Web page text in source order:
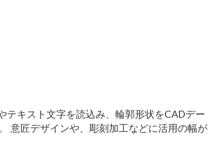
テキスト文字を読込み、輪郭形状をCADデー
意匠デザインや、彫刻加工などに活用の幅が